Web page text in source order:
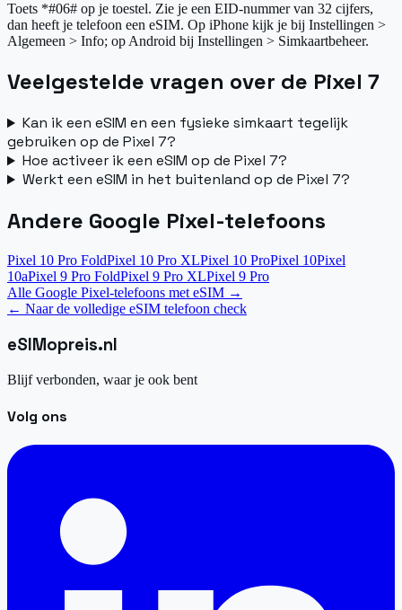
Toets *#06# op je toestel. Zie je een EID-nummer van 32 cijfers,
dan heeft je telefoon een eSIM. Op iPhone kijk je bij Instellingen >
Algemeen > Info; op Android bij Instellingen > Simkaartbeheer.
Veelgestelde vragen over de Pixel 7
Kan ik een eSIM en een fysieke simkaart tegelijk
gebruiken op de Pixel 7?
Hoe activeer ik een eSIM op de Pixel 7?
Werkt een eSIM in het buitenland op de Pixel 7?
Andere Google Pixel-telefoons
Pixel 10 Pro FoldPixel 10 Pro XLPixel 10 ProPixel 10Pixel
10aPixel 9 Pro FoldPixel 9 Pro XLPixel 9 Pro
Alle Google Pixel-telefoons met eSIM →
← Naar de volledige eSIM telefoon check
eSIMopreis.nl
Blijf verbonden, waar je ook bent
Volg ons